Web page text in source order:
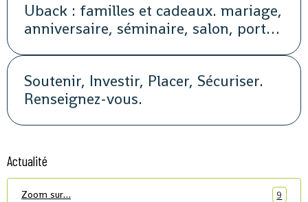
Uback : familles et cadeaux. mariage,
anniversaire, séminaire, salon, portes
Soutenir, Investir, Placer, Sécuriser.
Renseignez-vous.
Actualité
Zoom sur… 9